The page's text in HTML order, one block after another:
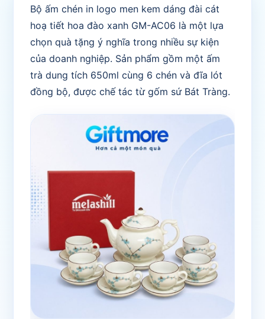
Bộ ấm chén in logo men kem dáng đài cát
hoạ tiết hoa đào xanh GM-AC06 là một lựa
chọn quà tặng ý nghĩa trong nhiều sự kiện
của doanh nghiệp. Sản phẩm gồm một ấm
trà dung tích 650ml cùng 6 chén và đĩa lót
đồng bộ, được chế tác từ gốm sứ Bát Tràng.